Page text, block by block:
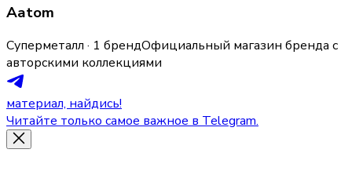
Aatom
Суперметалл · 1 брендОфициальный магазин бренда с
авторскими коллекциями
материал, найдись!
Читайте только самое важное в Telegram.